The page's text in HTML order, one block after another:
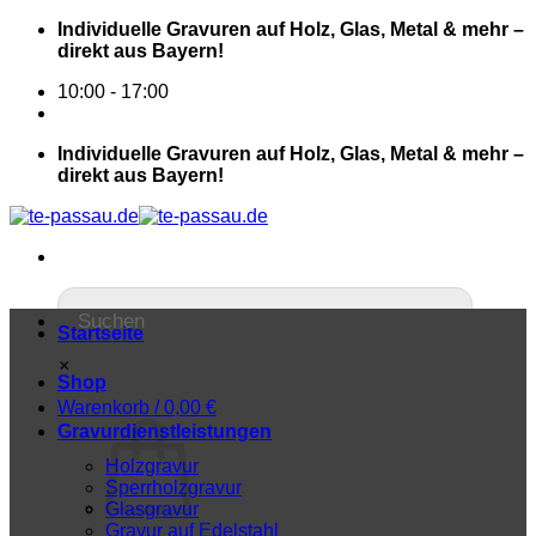
Individuelle Gravuren auf Holz, Glas, Metal & mehr –
direkt aus Bayern!
10:00 - 17:00
Individuelle Gravuren auf Holz, Glas, Metal & mehr –
direkt aus Bayern!
×
Warenkorb /0,00 €
Startseite
Shop
Gravurdienstleistungen
Holzgravur
Sperrholzgravur
Glasgravur
Gravur auf Edelstahl